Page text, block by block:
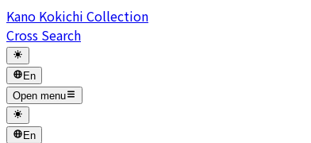
Kano Kokichi Collection
Cross Search
En
Open menu
En